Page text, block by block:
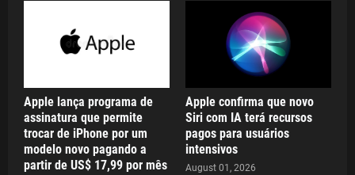
Apple lança programa de
assinatura que permite
trocar de iPhone por um
modelo novo pagando a
partir de US$ 17,99 por mês
Apple confirma que novo
Siri com IA terá recursos
pagos para usuários
intensivos
August 01, 2026